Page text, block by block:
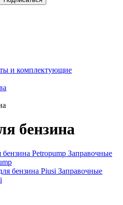
и комплектующие
бензина
Заправочные
Заправочные